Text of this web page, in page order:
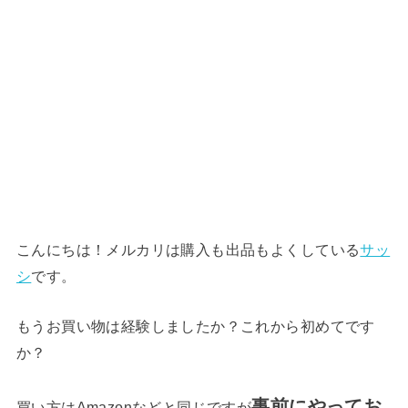
こんにちは！メルカリは購入も出品もよくしているサッ
シです。
もうお買い物は経験しましたか？これから初めてです
か？